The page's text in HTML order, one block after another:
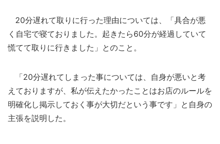
20分遅れて取りに行った理由については、「具合が悪
く自宅で寝ておりました。起きたら60分が経過していて
慌てて取りに行きました」とのこと。
「20分遅れてしまった事については、自身が悪いと考
えておりますが、私が伝えたかったことはお店のルールを
明確化し掲示しておく事が大切だという事です」と自身の
主張を説明した。